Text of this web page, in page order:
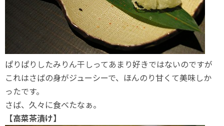
ぱりぱりしたみりん干しってあまり好きではないのですが
これはさばの身がジューシーで、ほんのり甘くて美味しか
ったです。
さば、久々に食べたなぁ。
【高菜茶漬け】